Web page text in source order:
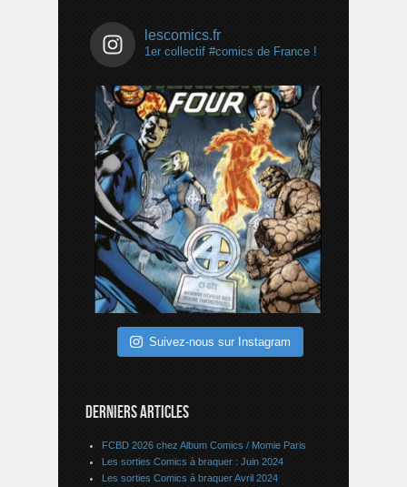
lescomics.fr
1er collectif #comics de France !
Suivez-nous sur Instagram
DERNIERS ARTICLES
FCBD 2026 chez Album Comics / Momie Paris
Les sorties Comics à braquer : Juin 2024
Les sorties Comics à braquer Avril 2024